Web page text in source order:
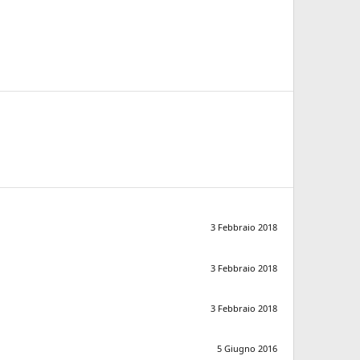
3 Febbraio 2018
3 Febbraio 2018
3 Febbraio 2018
5 Giugno 2016